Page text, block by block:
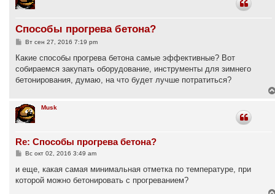
Способы прогрева бетона?
С
о
щ
е
Вт сен 27, 2016 7:19 pm
Какие способы прогрева бетона самые эффективные? Вот
собираемся закупать оборудование, инструменты для зимнего
бетонирования, думаю, на что будет лучше потратиться?
Musk
Re: Способы прогрева бетона?
С
о
щ
Вс окт 02, 2016 3:49 am
и еще, какая самая минимальная отметка по температуре, при
которой можно бетонировать с прогреванием?